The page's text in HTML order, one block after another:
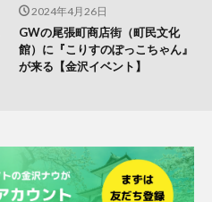
2024年4月26日
GWの尾張町商店街（町民文化
館）に『こりすのぽっこちゃん』
が来る【金沢イベント】